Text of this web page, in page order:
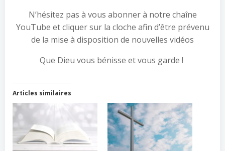
N’hésitez pas à vous abonner à notre chaîne
YouTube et cliquer sur la cloche afin d’être prévenu
de la mise à disposition de nouvelles vidéos
Que Dieu vous bénisse et vous garde !
Articles similaires